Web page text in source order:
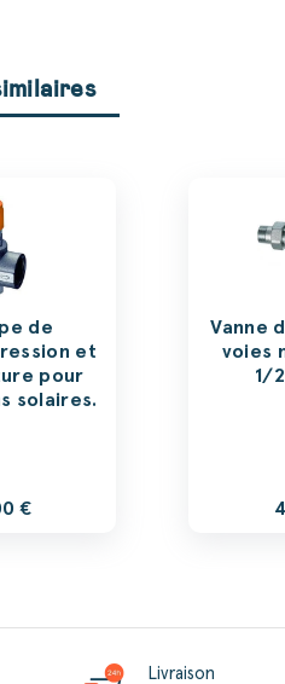
de
et
pour
solaires.
€
Vanne
voies
1/
Livraison